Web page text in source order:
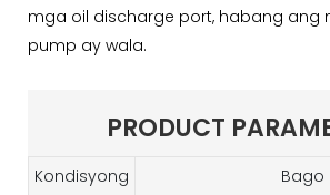
mga oil discharge port, habang ang
pump ay wala.
PRODUCT
Kondisyong
Bago